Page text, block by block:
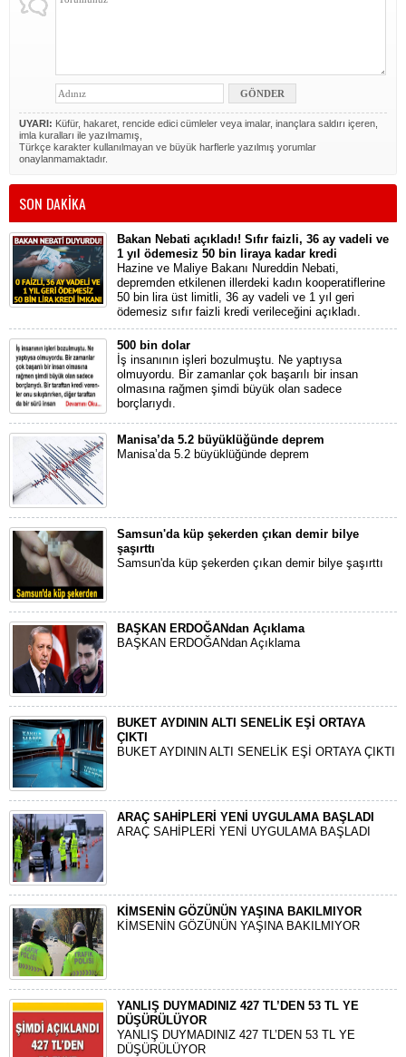
UYARI: Küfür, hakaret, rencide edici cümleler veya imalar, inançlara saldırı içeren,
imla kuralları ile yazılmamış,
Türkçe karakter kullanılmayan ve büyük harflerle yazılmış yorumlar
onaylanmamaktadır.
SON DAKİKA
Bakan Nebati açıkladı! Sıfır faizli, 36 ay vadeli ve
1 yıl ödemesiz 50 bin liraya kadar kredi
Hazine ve Maliye Bakanı Nureddin Nebati,
depremden etkilenen illerdeki kadın kooperatiflerine
50 bin lira üst limitli, 36 ay vadeli ve 1 yıl geri
ödemesiz sıfır faizli kredi verileceğini açıkladı.
500 bin dolar
İş insanının işleri bozulmuştu. Ne yaptıysa
olmuyordu. Bir zamanlar çok başarılı bir insan
olmasına rağmen şimdi büyük olan sadece
borçlarıydı.
Manisa’da 5.2 büyüklüğünde deprem
Manisa’da 5.2 büyüklüğünde deprem
Samsun'da küp şekerden çıkan demir bilye
şaşırttı
Samsun'da küp şekerden çıkan demir bilye şaşırttı
BAŞKAN ERDOĞANdan Açıklama
BAŞKAN ERDOĞANdan Açıklama
BUKET AYDININ ALTI SENELİK EŞİ ORTAYA
ÇIKTI
BUKET AYDININ ALTI SENELİK EŞİ ORTAYA ÇIKTI
ARAÇ SAHİPLERİ YENİ UYGULAMA BAŞLADI
ARAÇ SAHİPLERİ YENİ UYGULAMA BAŞLADI
KİMSENİN GÖZÜNÜN YAŞINA BAKILMIYOR
KİMSENİN GÖZÜNÜN YAŞINA BAKILMIYOR
YANLIŞ DUYMADINIZ 427 TL’DEN 53 TL YE
DÜŞÜRÜLÜYOR
YANLIŞ DUYMADINIZ 427 TL’DEN 53 TL YE
DÜŞÜRÜLÜYOR